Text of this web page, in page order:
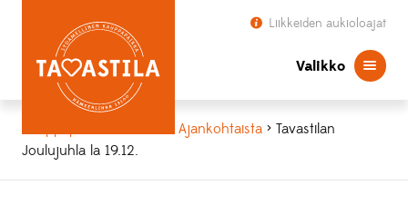
Liikkeiden aukioloajat
Valikko
>Ajankohtaista > Tavastilan
Joulujuhla la 19.12.